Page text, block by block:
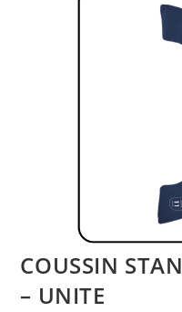
COUSSIN
– UNITE